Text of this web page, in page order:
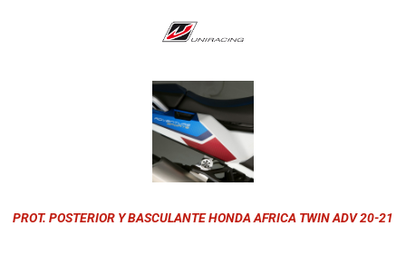
PROT. POSTERIOR Y BASCULANTE HONDA AFRICA TWIN ADV 20-21